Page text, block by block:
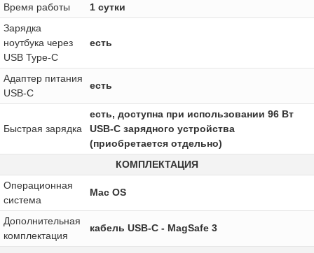
Время работы
1 сутки
Зарядка
ноутбука через
USB Type-C
есть
Адаптер питания
USB-C
есть
Быстрая зарядка
есть, доступна при использовании 96 Вт
USB-C зарядного устройства
(приобретается отдельно)
КОМПЛЕКТАЦИЯ
Операционная
система
Mac OS
Дополнительная
комплектация
кабель USB-C - MagSafe 3